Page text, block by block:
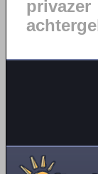
privazer